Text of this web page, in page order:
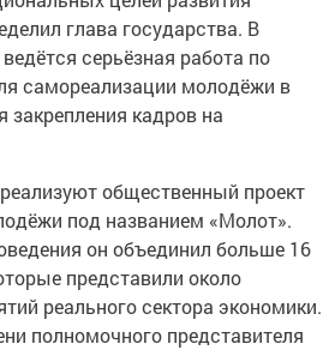
глава государства. В
серьёзная работа по
самореализации молодёжи в
закрепления кадров на
общественный проект
под названием «Молот».
он объединил больше 16
представили около
реального сектора экономики.
полномочного представителя